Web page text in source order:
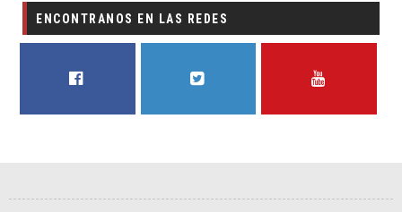
ENCONTRANOS EN LAS REDES